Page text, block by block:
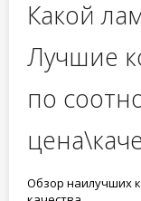
Какой
Лучшие
по
Обзор наилучших